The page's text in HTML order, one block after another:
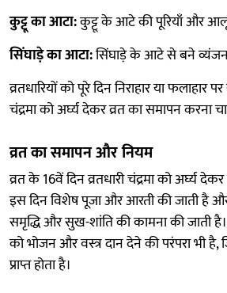
कुट्टू का आटा:कुट्टू के आटे की पूरियाँ और
सिंघाड़े का आटा:सिंघाड़े के आटे से बने
व्रतधारियों को पूरे दिन निराहार या फलाहार
चंद्रमा को अर्घ्य देकर व्रत का समापन करना
व्रत का समापन और नियम
व्रत के 16वें दिन व्रतधारी चंद्रमा को अर्घ्य
इस दिन विशेष पूजा और आरती की जाती है और
समृद्धि और सुख-शांति की कामना की जाती
को भोजन और वस्त्र दान देने की परंपरा भी
प्राप्त होता है।